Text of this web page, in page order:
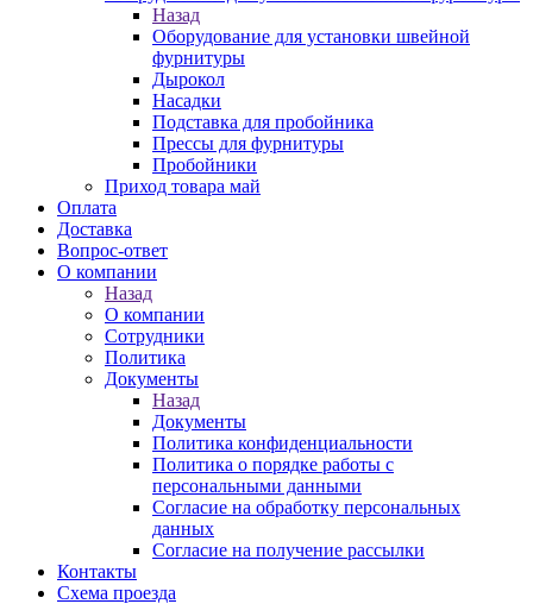
Назад
Оборудование для установки швейной
фурнитуры
Дырокол
Насадки
Подставка для пробойника
Прессы для фурнитуры
Пробойники
Приход товара май
Оплата
Доставка
Вопрос-ответ
О компании
Назад
О компании
Сотрудники
Политика
Документы
Назад
Документы
Политика конфиденциальности
Политика о порядке работы с
персональными данными
Согласие на обработку персональных
данных
Согласие на получение рассылки
Контакты
Схема проезда